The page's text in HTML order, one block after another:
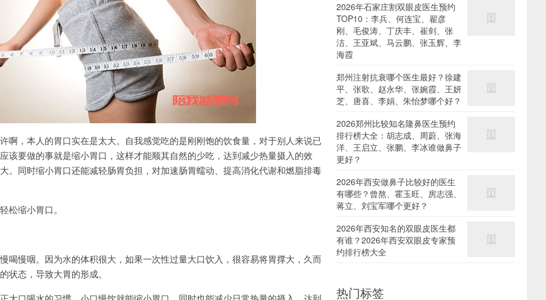
啊，本人的胃口实在是太大。自我感觉吃的是刚刚饱的饮食量，对于别人来说已
该要做的事就是缩小胃口，这样才能顺其自然的少吃，达到减少热量摄入的效
。同时缩小胃口还能减轻肠胃负担，对加速肠胃蠕动、提高消化代谢和燃脂排毒
松缩小胃口。
喝慢咽。因为水的体积很大，如果一次性过量大口饮入，很容易将胃撑大，久而
状态，导致大胃的形成。
2026年石家庄割双眼皮医生预约
TOP10：李兵、何连宝、翟彦
刚、毛俊涛、丁庆丰、崔剑、张
洁、王亚斌、马云鹏、张玉辉、李
海霞
郑州注射抗衰哪个医生最好？徐建
平、张歌、赵永华、张婉霞、王妍
芝、唐喜、李娟、朱怡梦哪个好？
2026郑州比较知名隆鼻医生预约
排行榜大全：胡志成、周蔚、张海
洋、王启立、张鹏、李冰谁做鼻子
更好？
2026年西安做鼻子比较好的医生
有哪些？曾熬、霍玉旺、房志强、
蒋立、刘宝军哪个更好？
2026年西安知名的双眼皮医生都
有谁？2026年西安双眼皮专家预
约排行榜大全
热门标签